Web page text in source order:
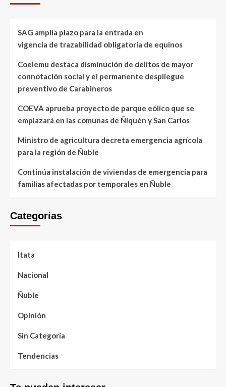
SAG amplía plazo para la entrada en
vigencia de trazabilidad obligatoria de equinos
Coelemu destaca disminución de delitos de mayor
connotación social y el permanente despliegue
preventivo de Carabineros
COEVA aprueba proyecto de parque eólico que se
emplazará en las comunas de Ñiquén y San Carlos
Ministro de agricultura decreta emergencia agrícola
para la región de Ñuble
Continúa instalación de viviendas de emergencia para
familias afectadas por temporales en Ñuble
Categorías
Itata
Nacional
Ñuble
Opinión
Sin Categoría
Tendencias